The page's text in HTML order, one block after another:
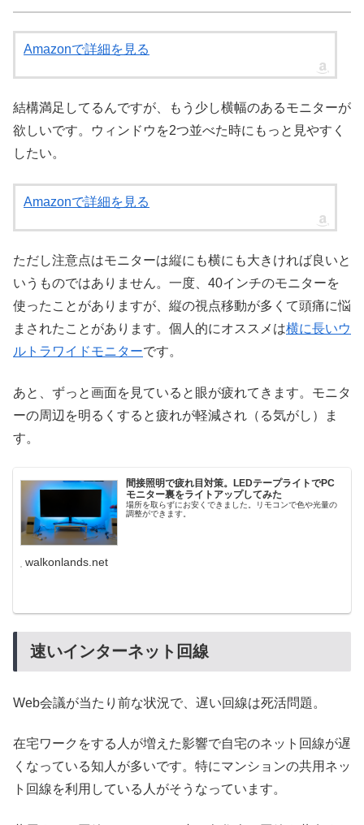
Amazonで詳細を見る
結構満足してるんですが、もう少し横幅のあるモニターが
欲しいです。ウィンドウを2つ並べた時にもっと見やすく
したい。
Amazonで詳細を見る
ただし注意点はモニターは縦にも横にも大きければ良いと
いうものではありません。一度、40インチのモニターを
使ったことがありますが、縦の視点移動が多くて頭痛に悩
まされたことがあります。個人的にオススメは横に長いウ
ルトラワイドモニターです。
あと、ずっと画面を見ていると眼が疲れてきます。モニタ
ーの周辺を明るくすると疲れが軽減され（る気がし）ま
す。
間接照明で疲れ目対策。LEDテープライトでPC
モニター裏をライトアップしてみた
場所を取らずにお安くできました。リモコンで色や光量の
調整ができます。
walkonlands.net
速いインターネット回線
Web会議が当たり前な状況で、遅い回線は死活問題。
在宅ワークをする人が増えた影響で自宅のネット回線が遅
くなっている知人が多いです。特にマンションの共用ネッ
ト回線を利用している人がそうなっています。